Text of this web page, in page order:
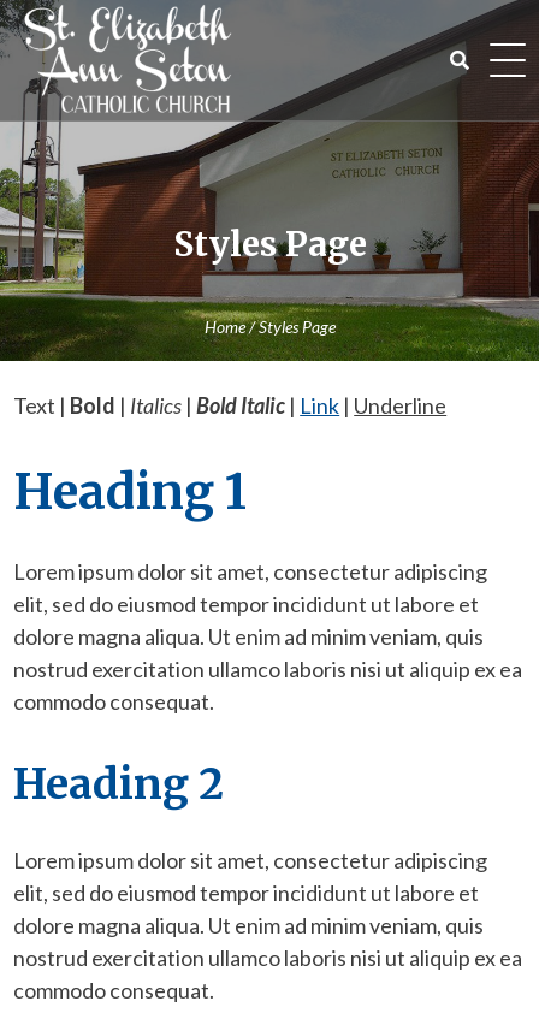
Skip
to
content
Styles Page
Home/Styles Page
Text | Bold | Italics |Bold Italic | Link | Underline
Heading 1
Lorem ipsum dolor sit amet, consectetur adipiscing
elit, sed do eiusmod tempor incididunt ut labore et
dolore magna aliqua. Ut enim ad minim veniam, quis
nostrud exercitation ullamco laboris nisi ut aliquip ex ea
commodo consequat.
Heading 2
Lorem ipsum dolor sit amet, consectetur adipiscing
elit, sed do eiusmod tempor incididunt ut labore et
dolore magna aliqua. Ut enim ad minim veniam, quis
nostrud exercitation ullamco laboris nisi ut aliquip ex ea
commodo consequat.